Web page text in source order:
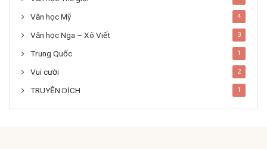
Văn học Mỹ 4
Văn học Nga – Xô Viết 3
Trung Quốc 1
Vui cười 2
TRUYỆN DỊCH 1